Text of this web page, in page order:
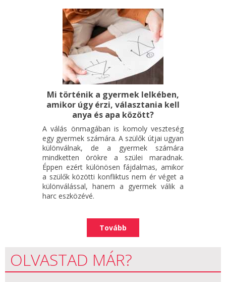
Mi történik a gyermek lelkében,
amikor úgy érzi, választania kell
anya és apa között?
A válás önmagában is komoly veszteség
egy gyermek számára. A szülők útjai ugyan
különválnak, de a gyermek számára
mindketten örökre a szülei maradnak.
Éppen ezért különösen fájdalmas, amikor
a szülők közötti konfliktus nem ér véget a
különválással, hanem a gyermek válik a
harc eszközévé.
Tovább
OLVASTAD MÁR?